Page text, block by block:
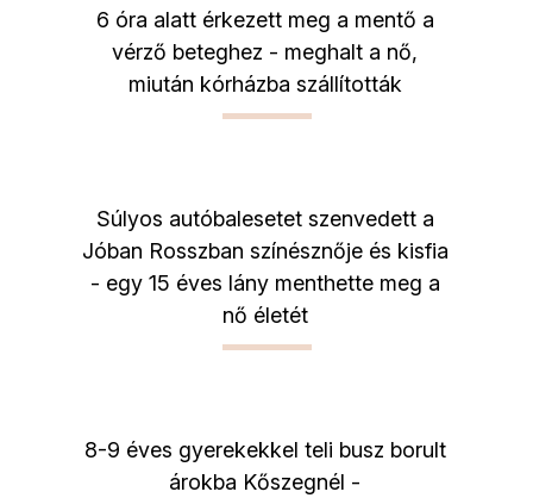
6 óra alatt érkezett meg a mentő a
vérző beteghez - meghalt a nő,
miután kórházba szállították
Súlyos autóbalesetet szenvedett a
Jóban Rosszban színésznője és kisfia
- egy 15 éves lány menthette meg a
nő életét
8-9 éves gyerekekkel teli busz borult
árokba Kőszegnél -